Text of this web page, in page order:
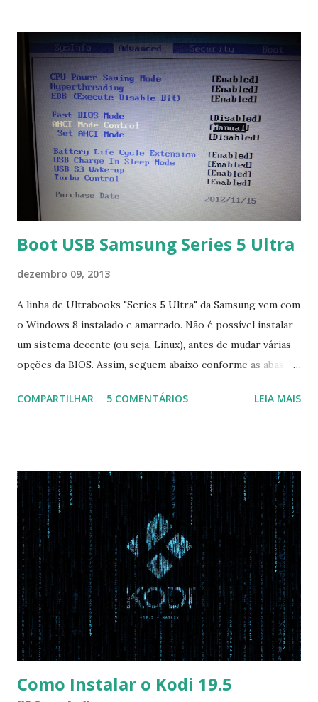
Boot USB Samsung Series 5 Ultra
dezembro 09, 2013
A linha de Ultrabooks "Series 5 Ultra" da Samsung vem com
o Windows 8 instalado e amarrado. Não é possível instalar
um sistema decente (ou seja, Linux), antes de mudar várias
opções da BIOS. Assim, seguem abaixo conforme as abas, a
Na inicialização aperte F2 para acessar a BIOS e então faça
com Win, deixe essa opção no Auto ) Set AHCI Mode ->
Disabled USB S3 Wake-up -> Enabled Boot: Secure Boot ->
Disabled OS Mode Selection -> UEFI and CSM OS (Essa
opção garante boot com Win e Linux) Boot > Boot Priority
Order USB HDD: SATA CD: SATA HDD: Essa ordem de boot
vai garantir que ele tente primeiro o boot pela USB, depois
pelo CD e por último no HD. Apenas as opções acima são
as necessá...
COMPARTILHAR 5 COMENTÁRIOS LEIA MAIS
Como Instalar o Kodi 19.5